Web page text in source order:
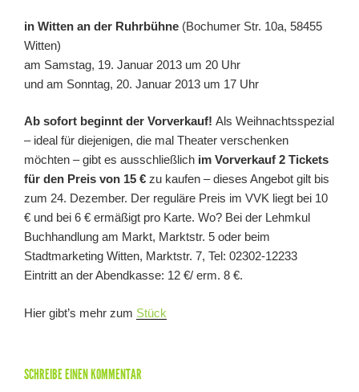
in Witten an der Ruhrbühne (Bochumer Str. 10a, 58455
Witten)
am Samstag, 19. Januar 2013 um 20 Uhr
und am Sonntag, 20. Januar 2013 um 17 Uhr
Ab sofort beginnt der Vorverkauf! Als Weihnachtsspezial
– ideal für diejenigen, die mal Theater verschenken
möchten – gibt es ausschließlich im Vorverkauf 2 Tickets
für den Preis von 15 € zu kaufen – dieses Angebot gilt bis
zum 24. Dezember. Der reguläre Preis im VVK liegt bei 10
€ und bei 6 € ermäßigt pro Karte. Wo? Bei der Lehmkul
Buchhandlung am Markt, Marktstr. 5 oder beim
Stadtmarketing Witten, Marktstr. 7, Tel: 02302-12233
Eintritt an der Abendkasse: 12 €/ erm. 8 €.
Hier gibt’s mehr zum Stück
SCHREIBE EINEN KOMMENTAR